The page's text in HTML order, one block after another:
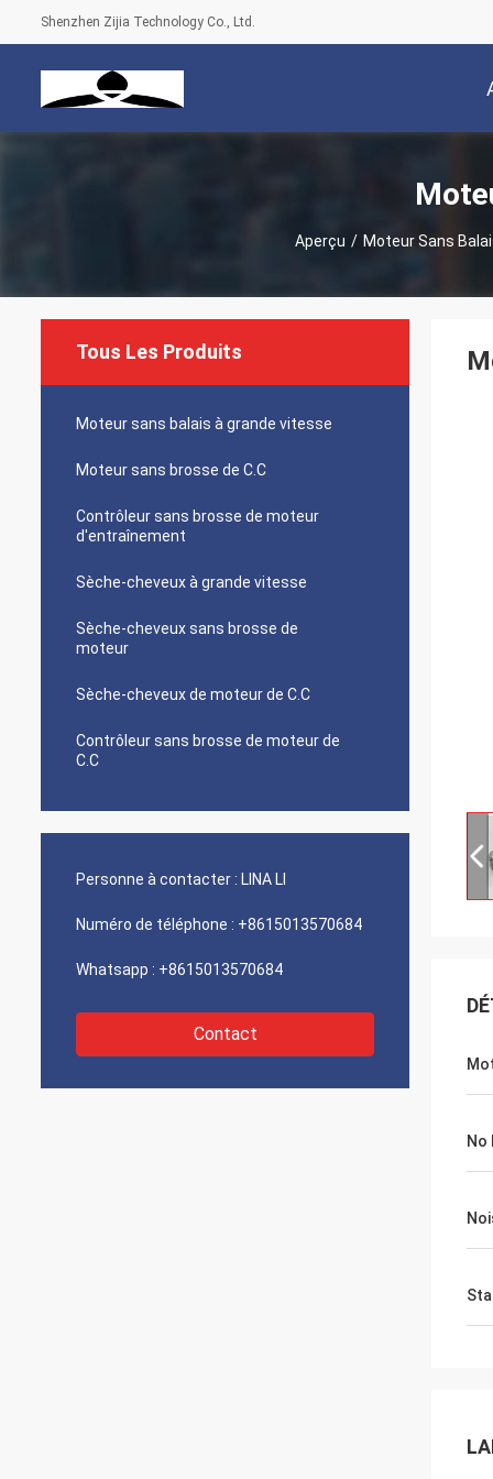
Shenzhen Zijia Technology Co., Ltd.
Aperçu / Moteur Sans
Tous Les Produits
Moteur sans balais à grande vitesse
Moteur sans brosse de C.C
Contrôleur sans brosse de moteur
d'entraînement
Sèche-cheveux à grande vitesse
Sèche-cheveux sans brosse de
moteur
Sèche-cheveux de moteur de C.C
Contrôleur sans brosse de moteur de
C.C
Personne à contacter : LINA LI
Numéro de téléphone : +8615013570684
Whatsapp : +8615013570684
Contact
No